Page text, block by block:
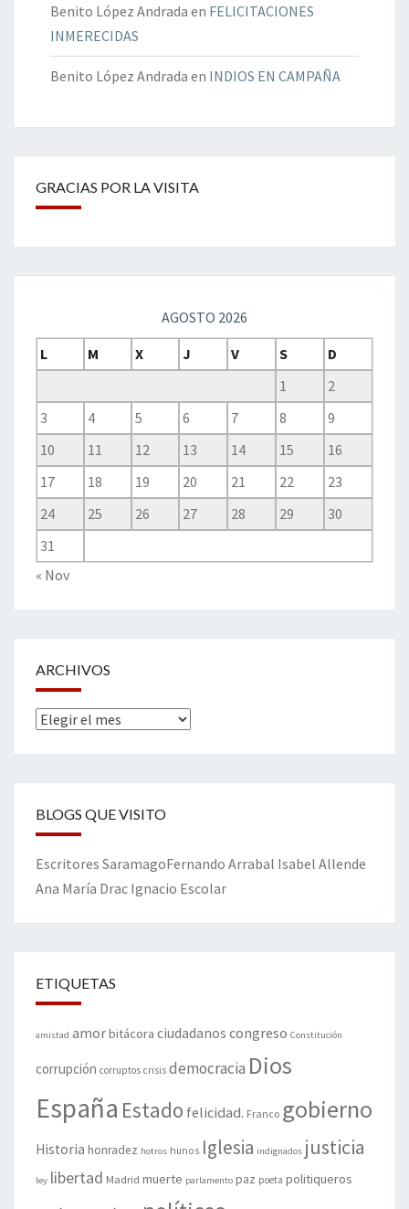
Benito López Andrada en FELICITACIONES
INMERECIDAS
Benito López Andrada en INDIOS EN CAMPAÑA
GRACIAS POR LA VISITA
AGOSTO 2026
L
M X J V S
D
1
2
3
4 5 6 7 8
9
10
11 12 13 14 15
16
17
18 19 20 21 22
23
24
25 26 27 28 29
30
31
« Nov
ARCHIVOS
Archivos
BLOGS QUE VISITO
Escritores SaramagoFernando Arrabal Isabel Allende
Ana María Drac Ignacio Escolar
ETIQUETAS
amistad amorbitácora ciudadanos congreso Constitución
corrupción corruptos crisis democracia Dios
España Estado felicidad. Franco gobierno
Historia honradez hotros hunos Iglesia indignados justicia
ley libertad Madrid muerte parlamento paz poeta politiqueros